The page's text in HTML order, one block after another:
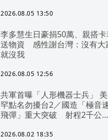
2026.08.05 13:50
李多慧生日豪捐50萬、親搭
送物資 感性謝台灣：沒有大
就沒我
2026.08.05 12:56
共軍首曝「人形機器士兵」 美
罕點名勿擾台2／國造「極音
飛彈」重大突破 射程2千公里
2026.08.02 18:35